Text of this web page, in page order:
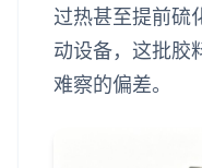
过热甚至提前硫
动设备，这批胶
难察的偏差。